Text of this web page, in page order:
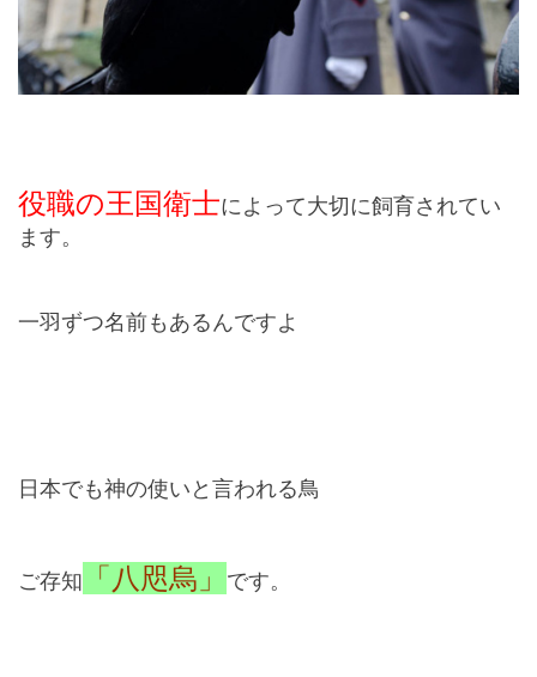
役職の王国衛士によって大切に飼育されてい
ます。
一羽ずつ名前もあるんですよ
日本でも神の使いと言われる鳥
ご存知 「八咫烏」 です。